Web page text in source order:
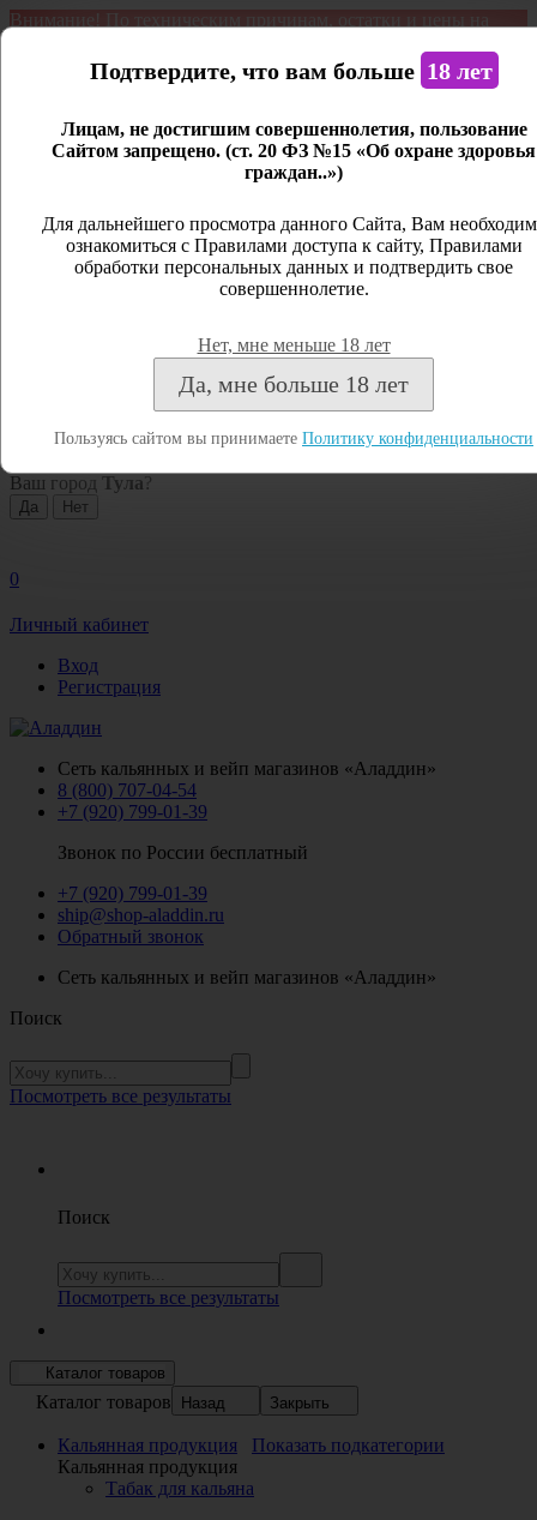
Внимание! По техническим причинам, остатки и цены на
является демонстрационным. Дистанционная продажа не
Открыть сайдбар
Личный кабинет
Закрыть
Посмотреть все результаты
Ваш город Тула ?
0
Личный кабинет
Вход
Регистрация
Сеть кальянных и вейп магазинов «Аладдин»
8 (800) 707-04-54
+7 (920) 799-01-39
Звонок по России бесплатный
+7 (920) 799-01-39
ship@shop-aladdin.ru
Обратный звонок
Сеть кальянных и вейп магазинов «Аладдин»
Поиск
Посмотреть все результаты
Поиск
Посмотреть все результаты
Каталог товаров
Каталог товаров Назад Закрыть
Кальянная продукция
Показать подкатегории
Кальянная продукция
Табак для кальяна
Подтвердите, что вам больше 18 лет
Лицам, не достигшим совершеннолетия, пользование
Сайтом запрещено. (ст. 20 ФЗ №15 «Об охране здоровья
граждан..»)
Для дальнейшего просмотра данного Сайта, Вам
ознакомиться с Правилами доступа к сайту, Правилами
обработки персональных данных и подтвердить свое
совершеннолетие.
Нет, мне меньше 18 лет
Да, мне больше 18 лет
Пользуясь сайтом вы принимаете Политику конфиденциальности